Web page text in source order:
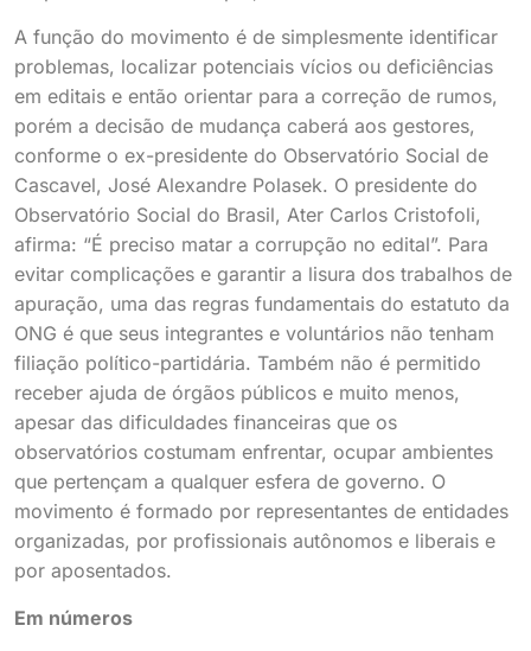
A função do movimento é de simplesmente identificar
problemas, localizar potenciais vícios ou deficiências
em editais e então orientar para a correção de rumos,
porém a decisão de mudança caberá aos gestores,
conforme o ex-presidente do Observatório Social de
Cascavel, José Alexandre Polasek. O presidente do
Observatório Social do Brasil, Ater Carlos Cristofoli,
afirma: “É preciso matar a corrupção no edital”. Para
evitar complicações e garantir a lisura dos trabalhos de
apuração, uma das regras fundamentais do estatuto da
ONG é que seus integrantes e voluntários não tenham
filiação político-partidária. Também não é permitido
receber ajuda de órgãos públicos e muito menos,
apesar das dificuldades financeiras que os
observatórios costumam enfrentar, ocupar ambientes
que pertençam a qualquer esfera de governo. O
movimento é formado por representantes de entidades
organizadas, por profissionais autônomos e liberais e
por aposentados.
Em números